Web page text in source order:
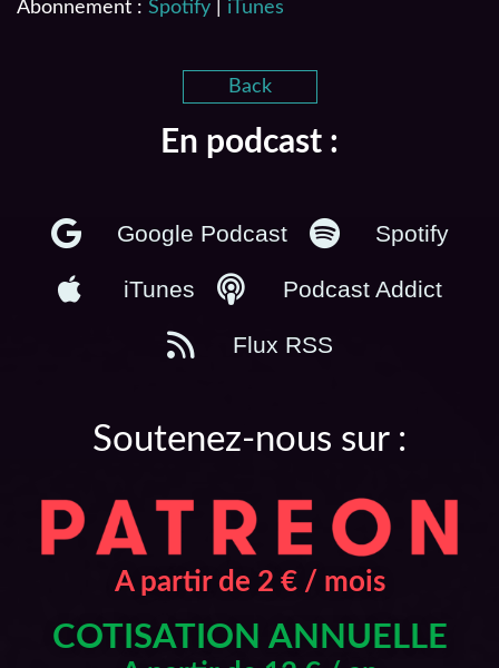
Abonnement : Spotify iTunes
Back
En podcast :
Google Podcast Spotify
iTunes Podcast Addict
Flux RSS
Soutenez-nous sur :
A partir de 2 € / mois
COTISATION ANNUELLE